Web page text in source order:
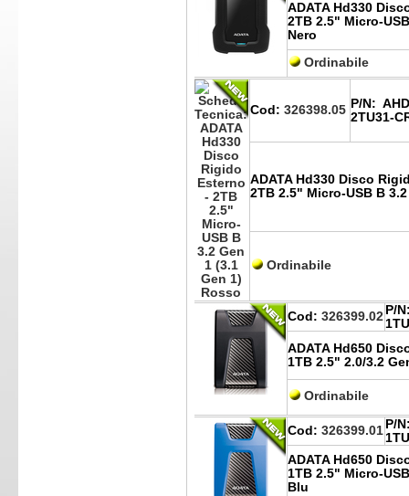
ADATA Hd330
2TB 2.5" Micro-
Nero
Ordinabile
Cod: 326398.05 P/N:
2TU31-
ADATA Hd330 Disco
2TB 2.5" Micro-USB B
Ordinabile
Cod: 326399.02 P/
ADATA Hd650
1TB 2.5" 2.0/3.2
Ordinabile
Cod: 326399.01 P/
ADATA Hd650
1TB 2.5" Micro-
Blu